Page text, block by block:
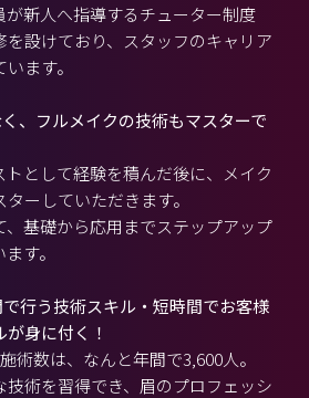
が新人へ指導するチューター制度
設けており、スタッフのキャリア
ます。
、フルメイクの技術もマスターで
トとして経験を積んだ後に、メイク
ーしていただきます。
基礎から応用までステップアップ
す。
行う技術スキル・短時間でお客様
身に付く！
術数は、なんと年間で3,600人。
術を習得でき、眉のプロフェッシ